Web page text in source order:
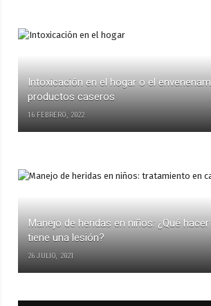
Intoxicación en el hogar o el
productos caseros
16 FEBRERO, 2022
Manejo de heridas en niños: ¿Qué
tiene una lesión?
26 JULIO, 2021